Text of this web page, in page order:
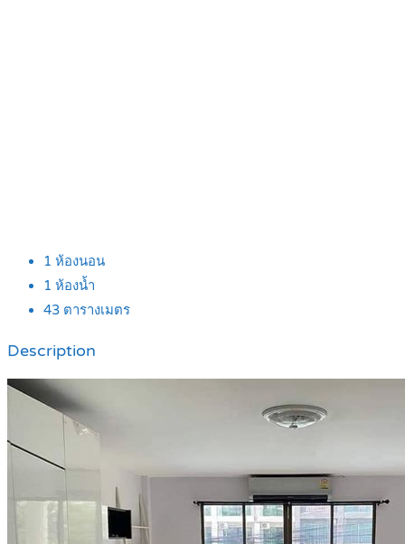
1 ห้องนอน
1 ห้องน้ำ
43 ตารางเมตร
Description